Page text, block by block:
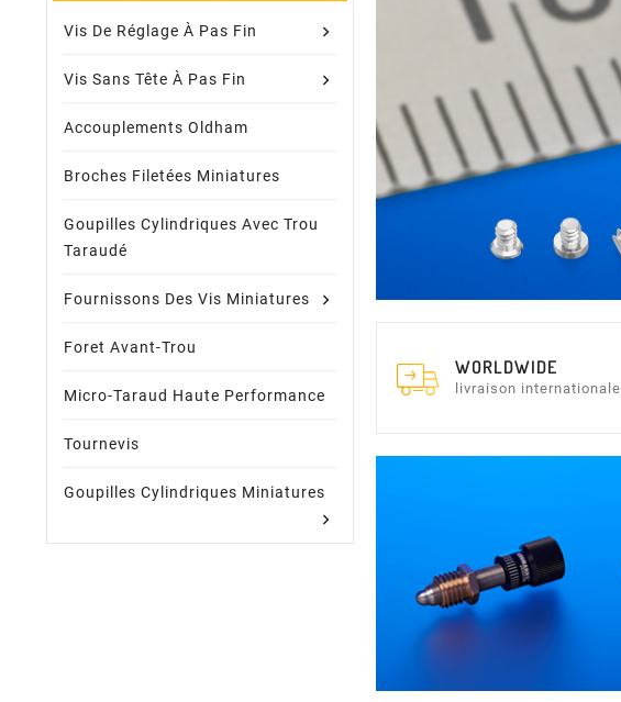
Vis De Réglage À Pas Fin
Vis Sans Tête À Pas Fin
Accouplements Oldham
Broches Filetées Miniatures
Goupilles Cylindriques Avec Trou
Taraudé
Fournissons Des Vis Miniatures
Foret Avant-Trou
Micro-Taraud Haute Performance
Tournevis
Goupilles Cylindriques Miniatures
WORLDWIDE
livraison internationale